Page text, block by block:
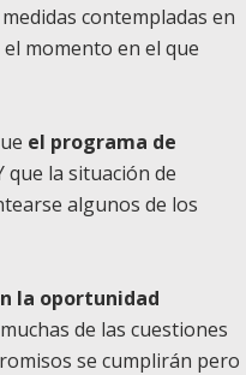
contempladas en
momento en el que
el programa de
que la situación de
algunos de los
la oportunidad
de las cuestiones
se cumplirán pero